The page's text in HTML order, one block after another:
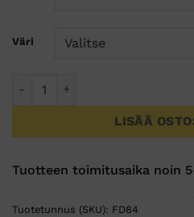
Väri
LISÄÄ
Tuotteen toimitusaika noin
Tuotetunnus (SKU): FD84